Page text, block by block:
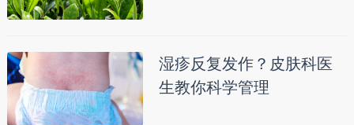
湿疹反复发作？皮肤科医
生教你科学管理